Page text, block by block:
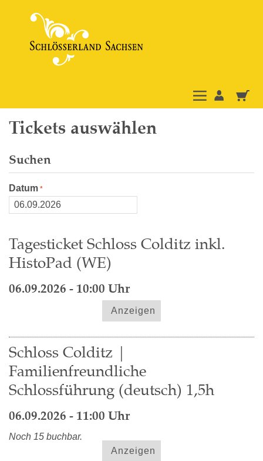
Tickets auswählen
Suchen
Datum
Tagesticket Schloss Colditz inkl.
HistoPad (WE)
06.09.2026 - 10:00 Uhr
Anzeigen
Schloss Colditz |
Familienfreundliche
Schlossführung (deutsch) 1,5h
06.09.2026 - 11:00 Uhr
Noch 15 buchbar.
Anzeigen